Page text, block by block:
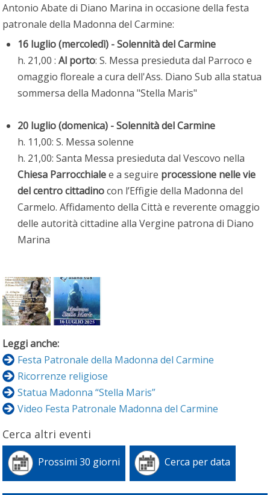
Antonio Abate di Diano Marina in occasione della festa
patronale della Madonna del Carmine:
16 luglio (mercoledì) - Solennità del Carmine
h. 21,00 :Al porto: S. Messa presieduta dal Parroco e
omaggio floreale a cura dell'Ass. Diano Sub alla statua
sommersa della Madonna "Stella Maris"
20 luglio (domenica) - Solennità del Carmine
h. 11,00: S. Messa solenne
h. 21,00: Santa Messa presieduta dal Vescovo nella
Chiesa Parrocchialee a seguire processione nelle vie
del centro cittadinocon l’Effigie della Madonna del
Carmelo. Affidamento della Città e reverente omaggio
delle autorità cittadine alla Vergine patrona di Diano
Marina
Leggi anche:
Festa Patronale della Madonna del Carmine
Ricorrenze religiose
Statua Madonna “Stella Maris”
Video Festa Patronale Madonna del Carmine
Cerca altri eventi
Prossimi 30 giorni Cerca per data